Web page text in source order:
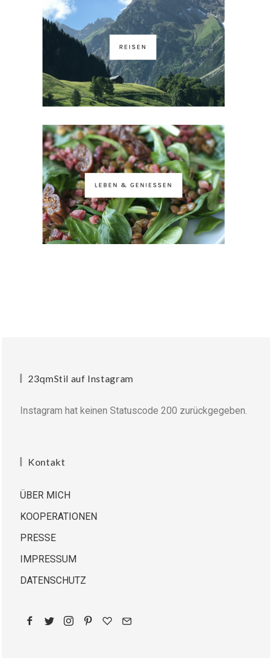
23qmStil auf Instagram
Instagram hat keinen Statuscode 200 zurückgegeben.
Kontakt
ÜBER MICH
KOOPERATIONEN
PRESSE
IMPRESSUM
DATENSCHUTZ